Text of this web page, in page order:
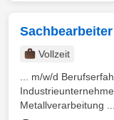
Vollzeit
... m/w/d
Metallverarbeitung ...